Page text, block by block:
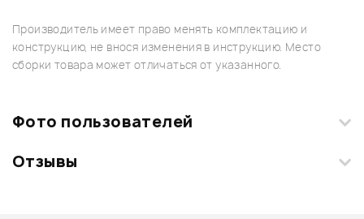
Производитель имеет право менять комплектацию и
конструкцию, не внося изменения в инструкцию. Место
сборки товара может отличаться от указанного.
Фото пользователей
Загрузите свои фотографии купленного товара и получите
Отзывы